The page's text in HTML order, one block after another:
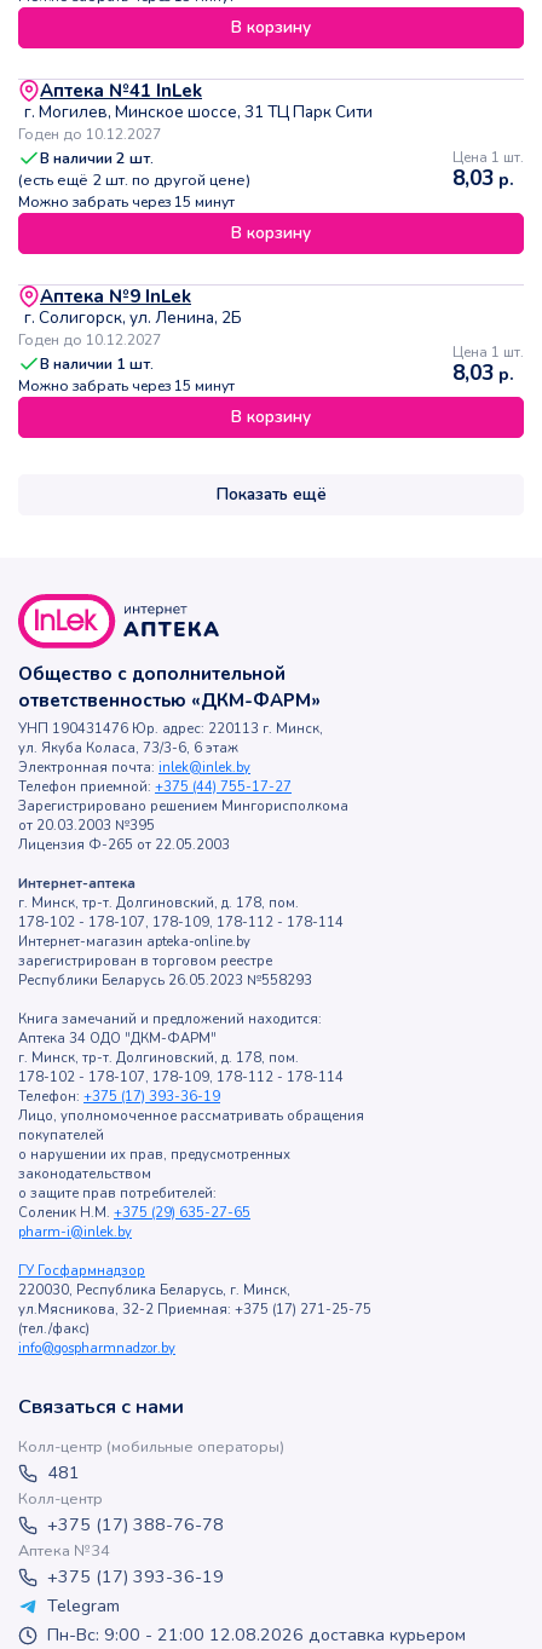
В корзину
Аптека №41 InLek
г. Могилев, Минское шоссе, 31 ТЦ Парк Сити
Годен до 10.12.2027
В наличии2 шт.
(есть ещё 2шт. по другой цене)
Можно забрать через 15 минут
Цена 1 шт.
8,03 р.
В корзину
Аптека №9 InLek
г. Солигорск, ул. Ленина, 2Б
Годен до 10.12.2027
В наличии 1 шт.
Можно забрать через 15 минут
Цена 1 шт.
8,03 р.
В корзину
Показать ещё
Общество с дополнительной
ответственностью «ДКМ-ФАРМ»
УНП 190431476 Юр. адрес: 220113 г. Минск,
ул. Якуба Коласа, 73/3-6, 6 этаж
Электронная почта: inlek@inlek.by
Телефон приемной: +375 (44) 755-17-27
Зарегистрировано решением Мингорисполкома
от 20.03.2003 №395
Лицензия Ф-265 от 22.05.2003
Интернет-аптека
г. Минск, тр-т. Долгиновский, д. 178, пом.
178-102 - 178-107, 178-109, 178-112 - 178-114
Интернет-магазин apteka-online.by
зарегистрирован в торговом реестре
Республики Беларусь 26.05.2023 №558293
Книга замечаний и предложений находится:
Аптека 34 ОДО "ДКМ-ФАРМ"
г. Минск, тр-т. Долгиновский, д. 178, пом.
178-102 - 178-107, 178-109, 178-112 - 178-114
Телефон: +375 (17) 393-36-19
Лицо, уполномоченное рассматривать обращения
покупателей
о нарушении их прав, предусмотренных
законодательством
о защите прав потребителей:
Соленик Н.М. +375 (29) 635-27-65
pharm-i@inlek.by
ГУ Госфармнадзор
220030, Республика Беларусь, г. Минск,
ул.Мясникова, 32-2 Приемная: +375 (17) 271-25-75
(тел./факс)
info@gospharmnadzor.by
Связаться с нами
Колл-центр (мобильные операторы)
481
Колл-центр
+375 (17) 388-76-78
Аптека №34
+375 (17) 393-36-19
Telegram
Пн-Вс: 9:00 - 21:00 12.08.2026 доставка курьером